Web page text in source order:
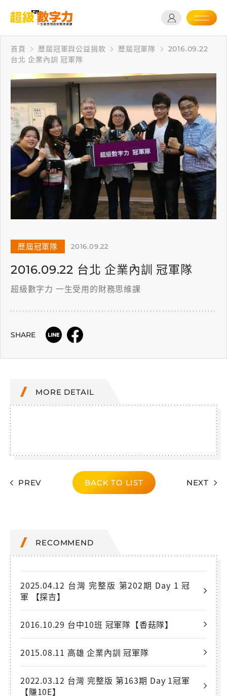
首頁 歷屆冠軍與公益捐款 歷屆冠軍隊
2016.09.22
台北 企業內訓 冠軍隊
歷屆冠軍隊 2016.09.22
2016.09.22 台北 企業內訓 冠軍隊
超級數字力 一生受用的財務思維課
SHARE
MORE DETAIL
PREV BACK TO LIST NEXT
RECOMMEND
2025.04.12 台灣 完整版 第202期 Day 1 冠
軍 【探吉】
2016.10.29 台中10班 冠軍隊【香菇隊】
2015.08.11 高雄 企業內訓 冠軍隊
2022.03.12 台灣 完整版 第163期 Day 1冠軍
【賺10E】